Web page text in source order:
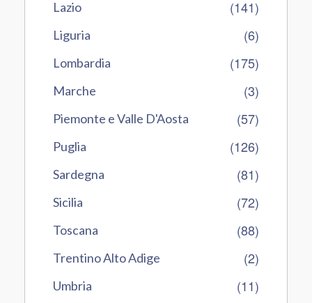
Lazio (141)
Liguria (6)
Lombardia (175)
Marche (3)
Piemonte e Valle D'Aosta (57)
Puglia (126)
Sardegna (81)
Sicilia (72)
Toscana (88)
Trentino Alto Adige (2)
Umbria (11)